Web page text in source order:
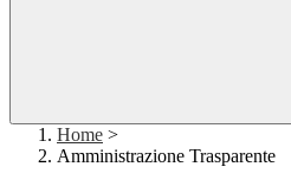
Home >
Amministrazione Trasparente